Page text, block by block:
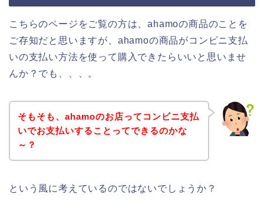
こちらのページをご覧の方は、ahamoの商品のことを
ご存知だと思いますが、ahamoの商品がコンビニ支払
いの支払い方法を使って購入できたらいいと思いませ
んか？でも、、、。
そもそも、ahamoのお店ってコンビニ支払
いでお支払いすることってできるのかな
～？
という風に考えているのではないでしょうか？